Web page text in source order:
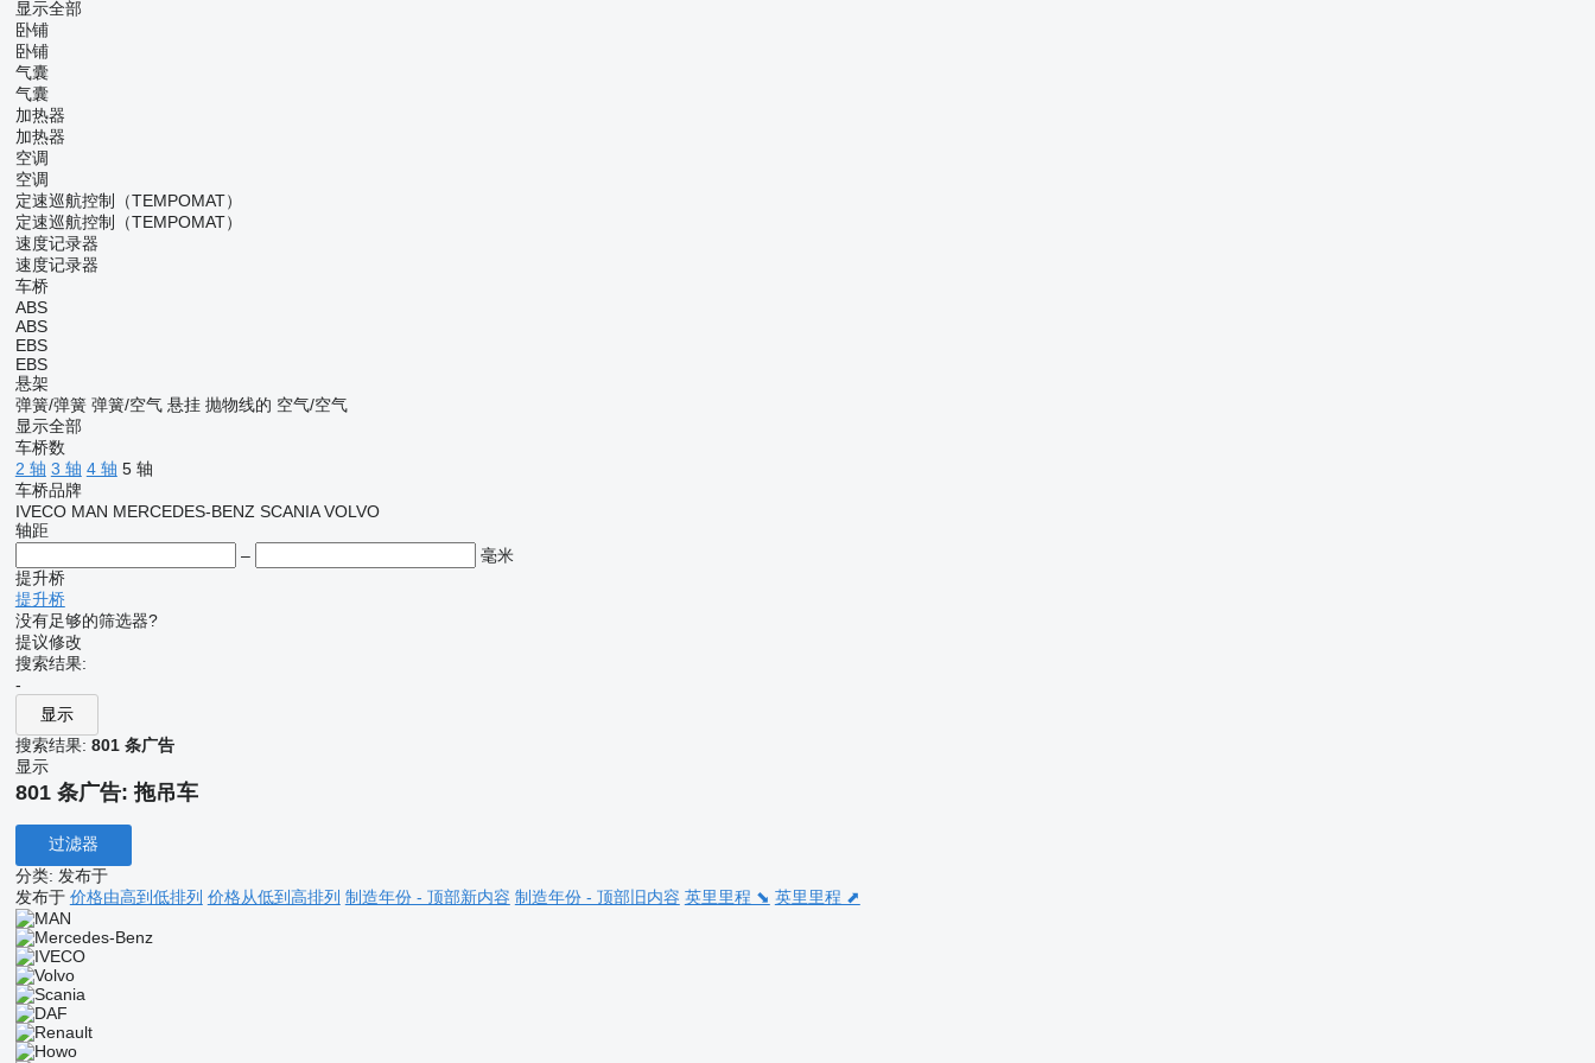
显示全部
卧铺
卧铺
气囊
气囊
加热器
加热器
空调
空调
定速巡航控制（TEMPOMAT）
定速巡航控制（TEMPOMAT）
速度记录器
速度记录器
车桥
ABS
ABS
EBS
EBS
悬架
弹簧/弹簧 弹簧/空气 悬挂 抛物线的 空气/空气
显示全部
车桥数
2 轴 3 轴 4 轴 5 轴
车桥品牌
IVECO MAN MERCEDES-BENZ SCANIA VOLVO
轴距
–
毫米
提升桥
提升桥
没有足够的筛选器?
提议修改
搜索结果:
-
显示
搜索结果: 801 条广告
显示
801 条广告: 拖吊车
过滤器
分类: 发布于
发布于 价格由高到低排列 价格从低到高排列 制造年份 - 顶部新内容 制造年份 - 顶部旧内容 英里里程 ⬊ 英里里程 ⬈